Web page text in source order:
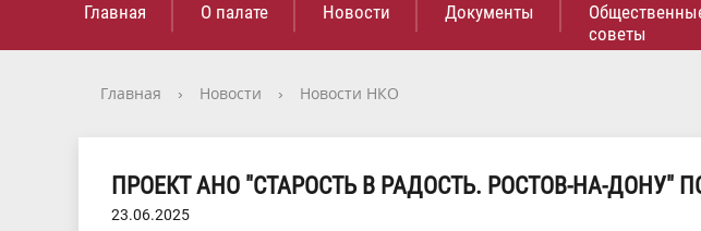
Главная О палате Новости Документы
советы
Главная › Новости › Новости НКО
ПРОЕКТ АНО "СТАРОСТЬ В РАДОСТЬ. РОСТОВ-НА-
23.06.2025